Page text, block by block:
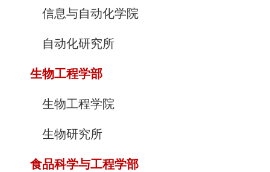
信息与自动化学院
自动化研究所
生物工程学部
生物工程学院
生物研究所
食品科学与工程学部